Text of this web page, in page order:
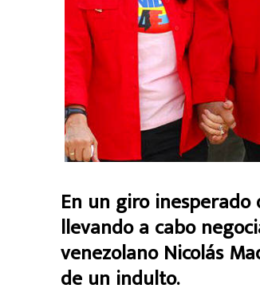
En un giro
llevando a cabo
venezolano Nicolás
de un indulto.